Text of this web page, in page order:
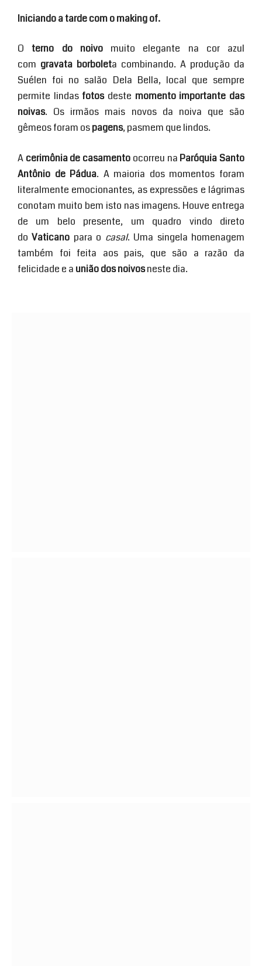
Iniciando a tarde com o making of.
Oterno do noivomuito elegante na cor azul
com gravata borboleta combinando. A produção da
Suélen foi no salão Dela Bella, local que sempre
permite lindas fotosdeste momento importante das
noivas. Os irmãos mais novos da noiva que são
gêmeos foram ospagens, pasmem que lindos.
A cerimônia de casamento ocorreu na Paróquia Santo
Antônio de Pádua. A maioria dos momentos foram
literalmente emocionantes, as expressões e lágrimas
conotam muito bem isto nas imagens. Houve entrega
de um belo presente, um quadro vindo direto
doVaticano para o casal. Uma singela homenagem
também foi feita aos pais, que são a razão da
felicidade e a união dos noivosneste dia.